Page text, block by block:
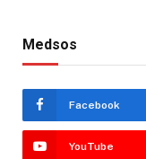
Medsos
Facebook
YouTube